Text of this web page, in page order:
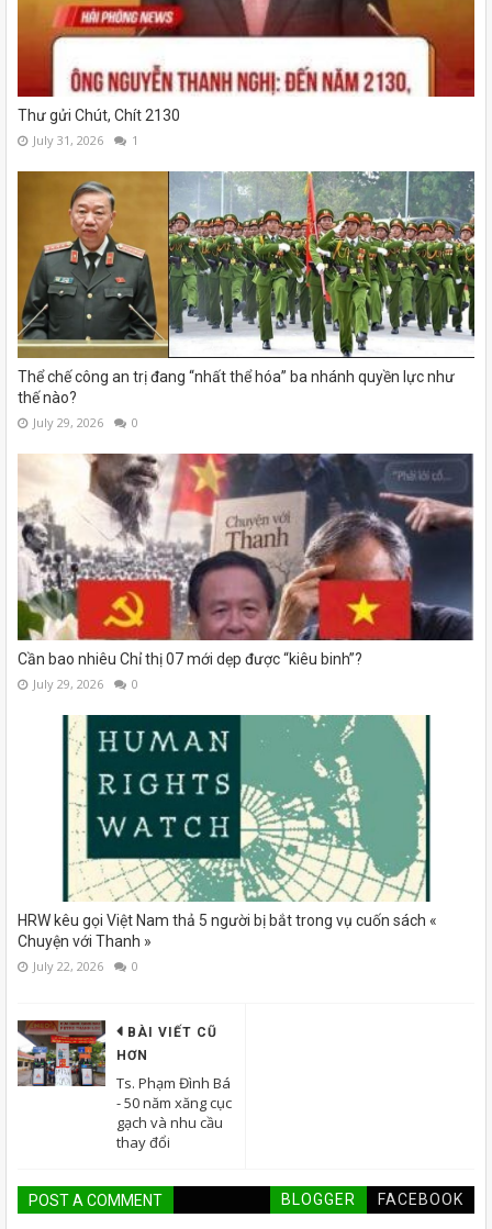
Thư gửi Chút, Chít 2130
July 31, 2026 1
Thể chế công an trị đang “nhất thể hóa” ba nhánh quyền lực như
thế nào?
July 29, 2026 0
Cần bao nhiêu Chỉ thị 07 mới dẹp được “kiêu binh”?
July 29, 2026 0
HRW kêu gọi Việt Nam thả 5 người bị bắt trong vụ cuốn sách «
Chuyện với Thanh »
July 22, 2026 0
BÀI VIẾT CŨ
HƠN
Ts. Phạm Đình Bá
- 50 năm xăng cục
gạch và nhu cầu
thay đổi
POST A COMMENT BLOGGER FACEBOOK